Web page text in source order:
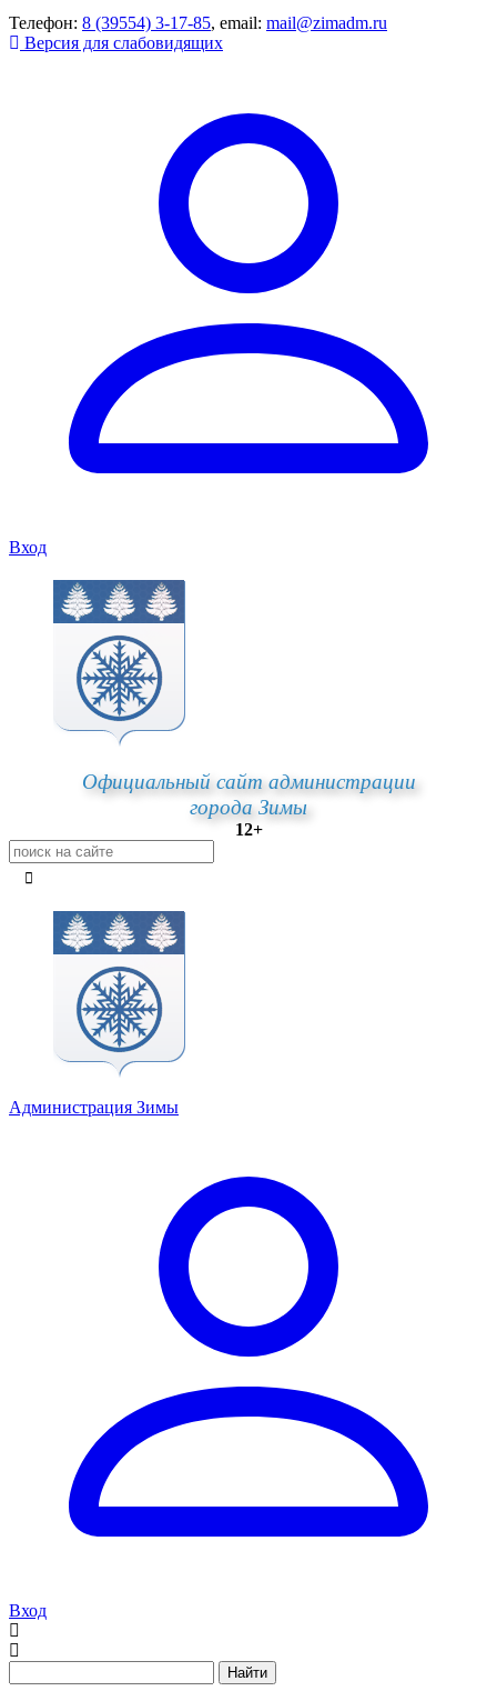
Телефон: 8 (39554) 3-17-85, email: mail@zimadm.ru
Версия для слабовидящих
Вход
Официальный сайт администрации
города Зимы
12+
Администрация Зимы
Вход
Найти